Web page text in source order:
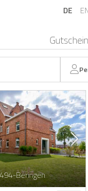
DE
Beringen